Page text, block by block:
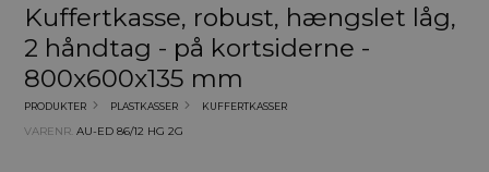
Kuffertkasse, robust, hængslet låg,
2 håndtag - på kortsiderne -
800x600x135 mm
PRODUKTER PLASTKASSER KUFFERTKASSER
VARENR.AU-ED 86/12 HG 2G